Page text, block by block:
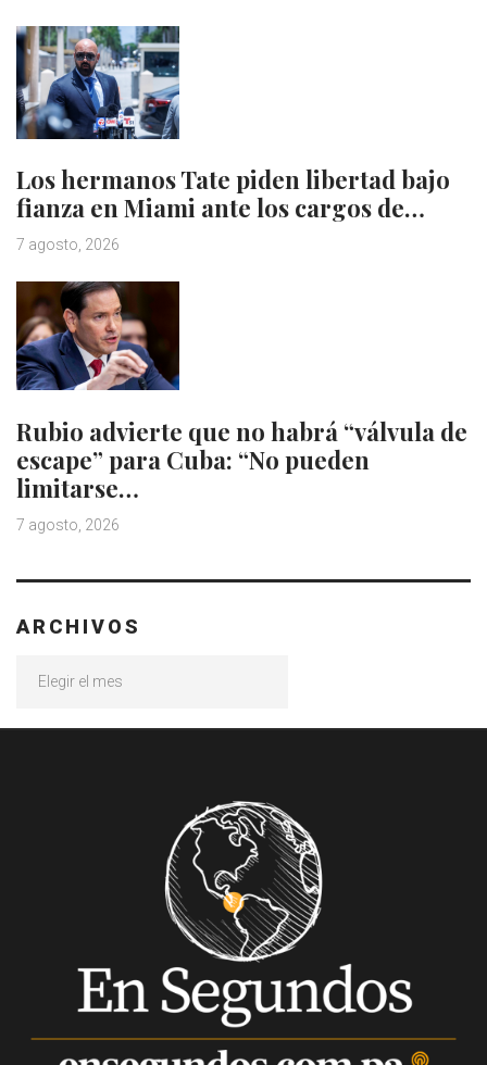
Los hermanos Tate piden libertad bajo
fianza en Miami ante los cargos de…
7 agosto, 2026
Rubio advierte que no habrá “válvula de
escape” para Cuba: “No pueden
limitarse…
7 agosto, 2026
ARCHIVOS